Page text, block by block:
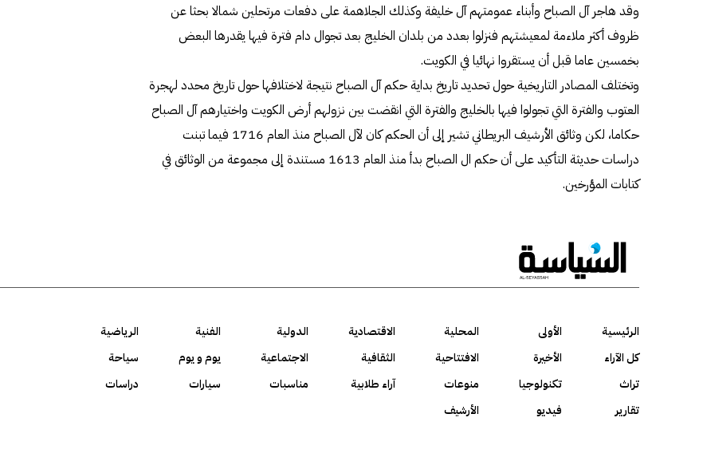
وقد هاجر آل الصباح وأبناء عمومتهم آل خليفة وكذلك الجلاهمة على دفعات مرتحلين شمالا بحثا عن
ظروف أكثر ملاءمة لمعيشتهم فنزلوا بعدد من بلدان الخليج بعد تجوال دام فترة فيها يقدرها البعض
بخمسين عاما قبل أن يستقروا نهائيا في الكويت.
وتختلف المصادر التاريخية حول تحديد تاريخ بداية حكم آل الصباح نتيجة لاختلافها حول تاريخ محدد لهجرة
العتوب والفترة التي تجولوا فيها بالخليج والفترة التي انقضت بين نزولهم أرض الكويت واختيارهم آل الصباح
حكاما، لكن وثائق الأرشيف البريطاني تشير إلى أن الحكم كان لآل الصباح منذ العام 1716 فيما تبنت
دراسات حديثة التأكيد على أن حكم ال الصباح بدأ منذ العام 1613 مستندة إلى مجموعة من الوثائق في
كتابات المؤرخين.
الرئيسية الأولى المحلية الاقتصادية الدولية الفنية
الرياضية
كل الآراء
الأخيرة الافتتاحية الثقافية الاجتماعية يوم و يوم
سياحة
تراث
تكنولوجيا منوعات آراء طلابية مناسبات سيارات
دراسات
تقارير
فيديو الأرشيف